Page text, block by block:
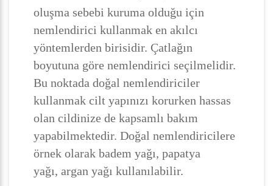
oluşma sebebi kuruma olduğu için
nemlendirici kullanmak en akılcı
yöntemlerden birisidir. Çatlağın
boyutuna göre nemlendirici seçilmelidir.
Bu noktada doğal nemlendiriciler
kullanmak cilt yapınızı korurken hassas
olan cildinize de kapsamlı bakım
yapabilmektedir. Doğal nemlendiricilere
örnek olarak badem yağı, papatya
yağı, argan yağı kullanılabilir.